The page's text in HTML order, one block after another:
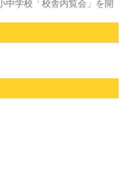
中学校「校舎内覧会」を開